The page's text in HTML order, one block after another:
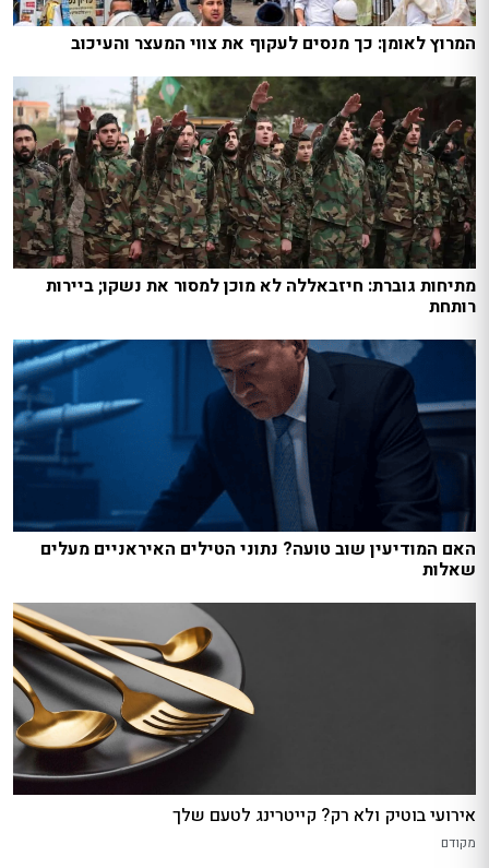
המרוץ לאומן: כך מנסים לעקוף את צווי המעצר והעיכוב
מתיחות גוברת: חיזבאללה לא מוכן למסור את נשקו; ביירות
רותחת
האם המודיעין שוב טועה? נתוני הטילים האיראניים מעלים
שאלות
אירועי בוטיק ולא רק? קייטרינג לטעם שלך
מקודם